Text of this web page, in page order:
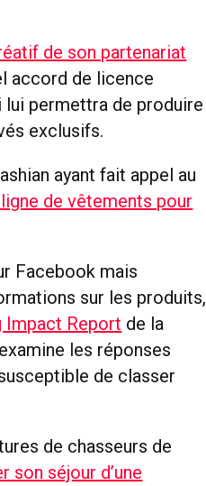
de son partenariat
accord de licence
permettra de produire
exclusifs.
ayant fait appel au
de vêtements pour
Facebook mais
sur les produits,
Impact Report de la
examine les réponses
de classer
de chasseurs de
son séjour d’une